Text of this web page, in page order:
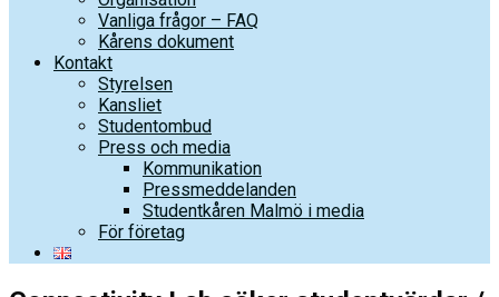
Vanliga frågor – FAQ
Kårens dokument
Kontakt
Styrelsen
Kansliet
Studentombud
Press och media
Kommunikation
Pressmeddelanden
Studentkåren Malmö i media
För företag